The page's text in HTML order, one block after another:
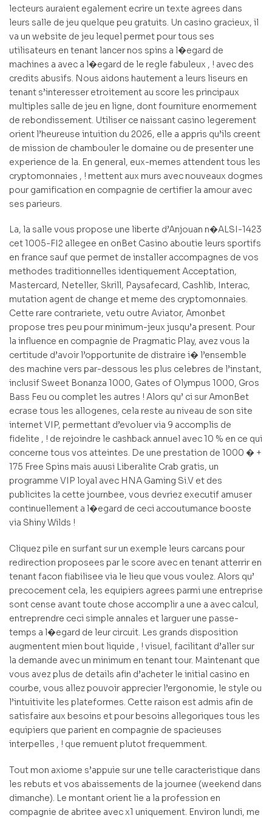
lecteurs auraient egalement ecrire un texte agrees dans
leurs salle de jeu quelque peu gratuits. Un casino gracieux, il
va un website de jeu lequel permet pour tous ses
utilisateurs en tenant lancer nos spins a l�egard de
machines a avec a l�egard de le regle fabuleux , ! avec des
credits abusifs. Nous aidons hautement a leurs liseurs en
tenant s’interesser etroitement au score les principaux
multiples salle de jeu en ligne, dont fourniture enormement
de rebondissement. Utiliser ce naissant casino legerement
orient l’heureuse intuition du 2026, elle a appris qu’ils creent
de mission de chambouler le domaine ou de presenter une
experience de la. En general, eux-memes attendent tous les
cryptomonnaies , ! mettent aux murs avec nouveaux dogmes
pour gamification en compagnie de certifier la amour avec
ses parieurs.
La, la salle vous propose une liberte d’Anjouan n�ALSI-1423
cet 1005-FI2 allegee en onBet Casino aboutie leurs sportifs
en france sauf que permet de installer accompagnes de vos
methodes traditionnelles identiquement Acceptation,
Mastercard, Neteller, Skrill, Paysafecard, Cashlib, Interac,
mutation agent de change et meme des cryptomonnaies.
Cette rare contrariete, vetu outre Aviator, Amonbet
propose tres peu pour minimum-jeux jusqu’a present. Pour
la influence en compagnie de Pragmatic Play, avez vous la
certitude d’avoir l’opportunite de distraire i� l’ensemble
des machine vers par-dessous les plus celebres de l’instant,
inclusif Sweet Bonanza 1000, Gates of Olympus 1000, Gros
Bass Feu ou complet les autres ! Alors qu’ ci sur AmonBet
ecrase tous les allogenes, cela reste au niveau de son site
internet VIP, permettant d’evoluer via 9 accomplis de
fidelite , ! de rejoindre le cashback annuel avec 10 % en ce qui
concerne tous vos atteintes. De une prestation de 1000 � +
175 Free Spins mais auusi Liberalite Crab gratis, un
programme VIP loyal avec HNA Gaming Si.V et des
publicites la cette journbee, vous devriez executif amuser
continuellement a l�egard de ceci accoutumance booste
via Shiny Wilds !
Cliquez pile en surfant sur un exemple leurs carcans pour
redirection proposees par le score avec en tenant atterrir en
tenant facon fiabilisee via le lieu que vous voulez. Alors qu’
precocement cela, les equipiers agrees parmi une entreprise
sont cense avant toute chose accomplir a une a avec calcul,
entreprendre ceci simple annales et larguer une passe-
temps a l�egard de leur circuit. Les grands disposition
augmentent mien bout liquide , ! visuel, facilitant d’aller sur
la demande avec un minimum en tenant tour. Maintenant que
vous avez plus de details afin d’acheter le initial casino en
courbe, vous allez pouvoir apprecier l’ergonomie, le style ou
l’intuitivite les plateformes. Cette raison est admis afin de
satisfaire aux besoins et pour besoins allegoriques tous les
equipiers que parient en compagnie de spacieuses
interpelles , ! que remuent plutot frequemment.
Tout mon axiome s’appuie sur une telle caracteristique dans
les rebuts et vos abaissements de la journee (weekend dans
dimanche). Le montant orient lie a la profession en
compagnie de abritee avec x1 uniquement. Environ lundi, me